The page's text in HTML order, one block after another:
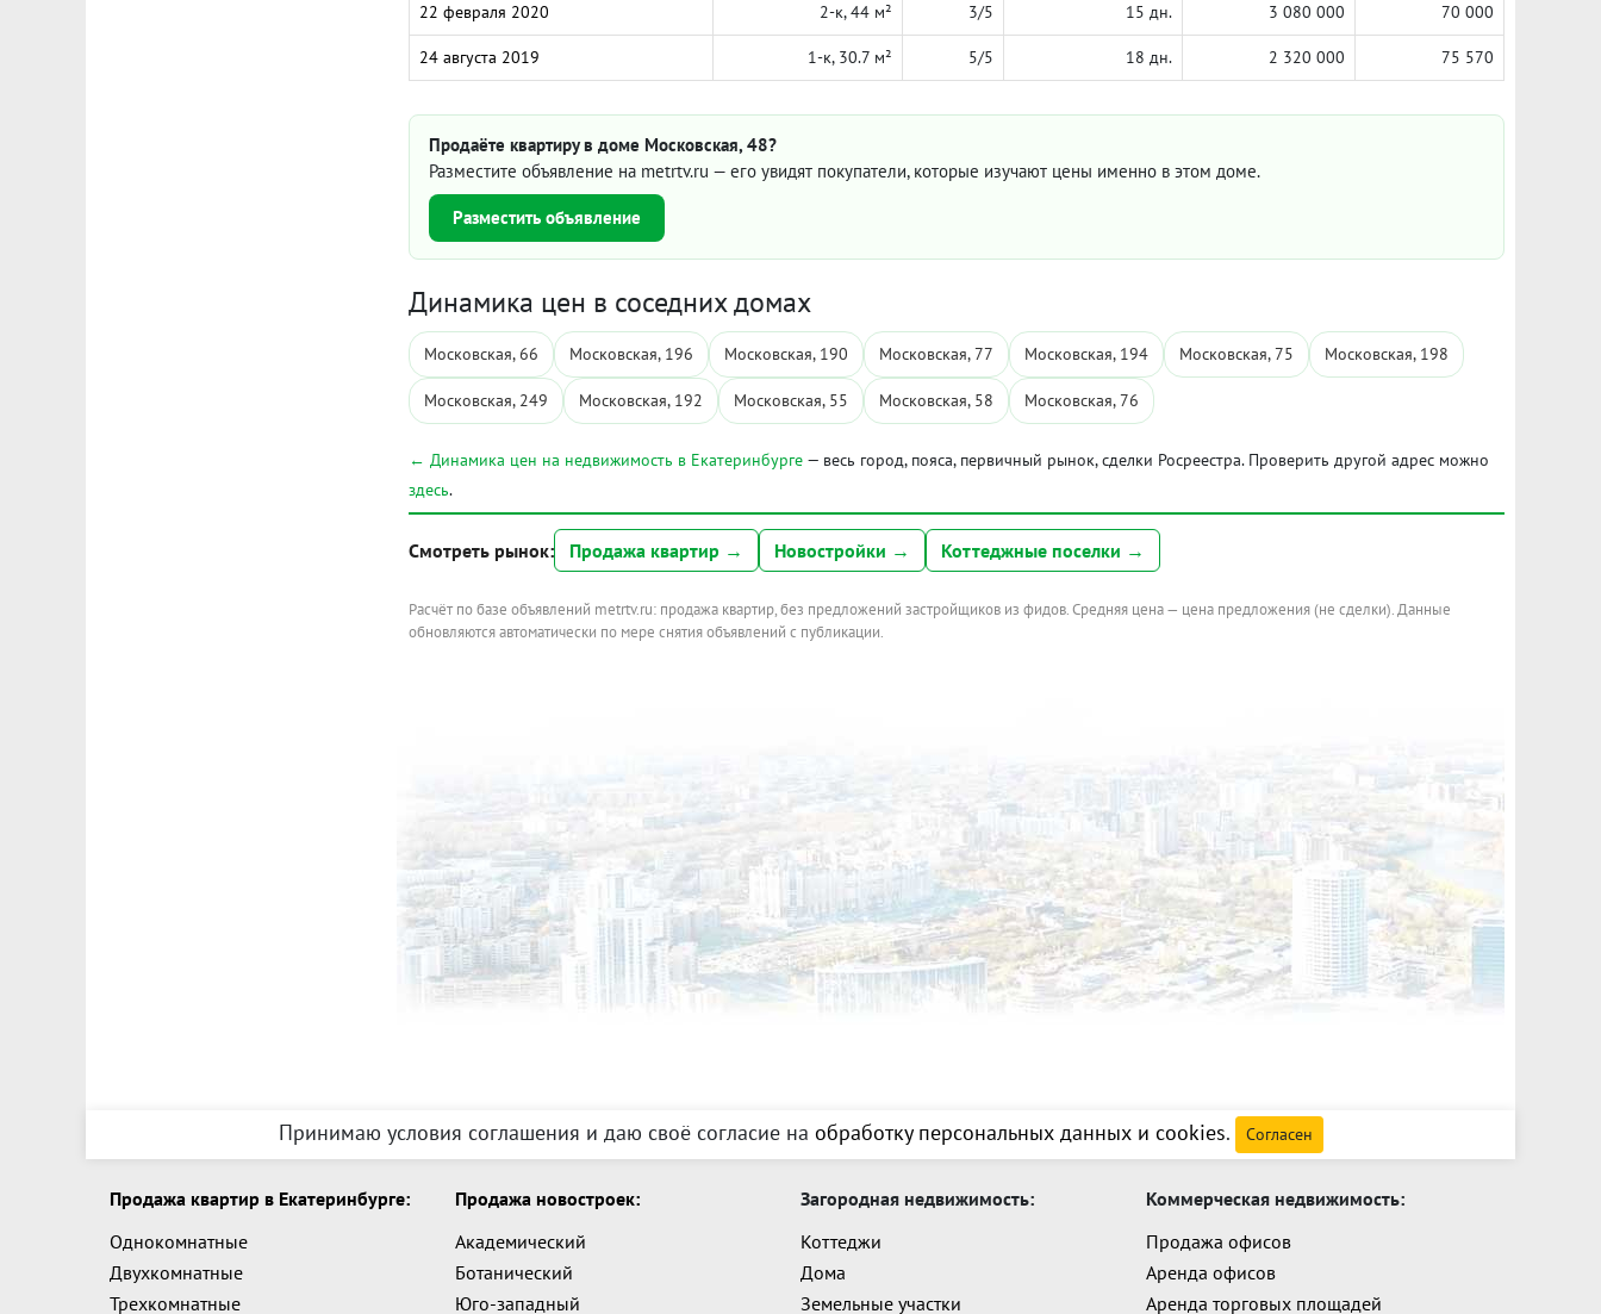
22 февраля 2020 2-к, 44 м² 3/5 15 дн. 3 080 000 70 000
24 августа 2019 1-к, 30.7 м² 5/5 18 дн. 2 320 000 75 570
Продаёте квартиру в доме Московская, 48?
Разместите объявление на metrtv.ru — его увидят покупатели, которые изучают цены именно в этом доме.
Разместить объявление
Динамика цен в соседних домах
Московская, 66 Московская, 196 Московская, 190 Московская, 77 Московская, 194 Московская, 75 Московская, 198
Московская, 249 Московская, 192 Московская, 55 Московская, 58 Московская, 76
← Динамика цен на недвижимость в Екатеринбурге — весь город, пояса, первичный рынок, сделки Росреестра. Проверить другой адрес можно
здесь.
Смотреть рынок: Продажа квартир → Новостройки → Коттеджные поселки →
Расчёт по базе объявлений metrtv.ru: продажа квартир, без предложений застройщиков из фидов. Средняя цена — цена предложения (не сделки). Данные
обновляются автоматически по мере снятия объявлений с публикации.
Принимаю условия соглашения и даю своё согласие на обработку персональных данных и cookies. Согласен
Продажа квартир в Екатеринбурге:
Однокомнатные
Двухкомнатные
Трехкомнатные
Продажа новостроек:
Академический
Ботанический
Юго-западный
Загородная недвижимость:
Коттеджи
Дома
Земельные участки
Коммерческая недвижимость:
Продажа офисов
Аренда офисов
Аренда торговых площадей